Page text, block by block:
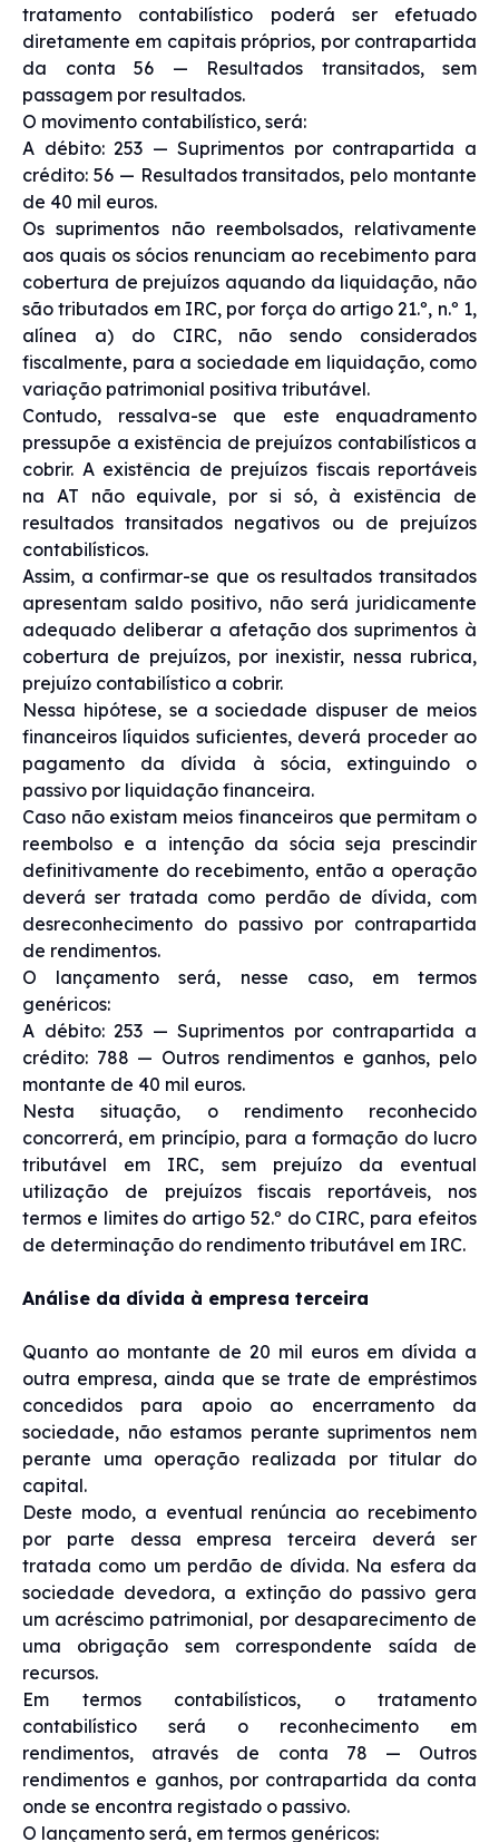
tratamento contabilístico poderá ser efetuado
diretamente em capitais próprios, por contrapartida
da conta 56 — Resultados transitados, sem
passagem por resultados.
O movimento contabilístico, será:
A débito: 253 — Suprimentos por contrapartida a
crédito: 56 — Resultados transitados, pelo montante
de 40 mil euros.
Os suprimentos não reembolsados, relativamente
aos quais os sócios renunciam ao recebimento para
cobertura de prejuízos aquando da liquidação, não
são tributados em IRC, por força do artigo 21.º, n.º 1,
alínea a) do CIRC, não sendo considerados
fiscalmente, para a sociedade em liquidação, como
variação patrimonial positiva tributável.
Contudo, ressalva-se que este enquadramento
pressupõe a existência de prejuízos contabilísticos a
cobrir. A existência de prejuízos fiscais reportáveis
na AT não equivale, por si só, à existência de
resultados transitados negativos ou de prejuízos
contabilísticos.
Assim, a confirmar-se que os resultados transitados
apresentam saldo positivo, não será juridicamente
adequado deliberar a afetação dos suprimentos à
cobertura de prejuízos, por inexistir, nessa rubrica,
prejuízo contabilístico a cobrir.
Nessa hipótese, se a sociedade dispuser de meios
financeiros líquidos suficientes, deverá proceder ao
pagamento da dívida à sócia, extinguindo o
passivo por liquidação financeira.
Caso não existam meios financeiros que permitam o
reembolso e a intenção da sócia seja prescindir
definitivamente do recebimento, então a operação
deverá ser tratada como perdão de dívida, com
desreconhecimento do passivo por contrapartida
de rendimentos.
O lançamento será, nesse caso, em termos
genéricos:
A débito: 253 — Suprimentos por contrapartida a
crédito: 788 — Outros rendimentos e ganhos, pelo
montante de 40 mil euros.
Nesta situação, o rendimento reconhecido
concorrerá, em princípio, para a formação do lucro
tributável em IRC, sem prejuízo da eventual
utilização de prejuízos fiscais reportáveis, nos
termos e limites do artigo 52.º do CIRC, para efeitos
de determinação do rendimento tributável em IRC.
Análise da dívida à empresa terceira
Quanto ao montante de 20 mil euros em dívida a
outra empresa, ainda que se trate de empréstimos
concedidos para apoio ao encerramento da
sociedade, não estamos perante suprimentos nem
perante uma operação realizada por titular do
capital.
Deste modo, a eventual renúncia ao recebimento
por parte dessa empresa terceira deverá ser
tratada como um perdão de dívida. Na esfera da
sociedade devedora, a extinção do passivo gera
um acréscimo patrimonial, por desaparecimento de
uma obrigação sem correspondente saída de
recursos.
Em termos contabilísticos, o tratamento
contabilístico será o reconhecimento em
rendimentos, através de conta 78 — Outros
rendimentos e ganhos, por contrapartida da conta
onde se encontra registado o passivo.
O lançamento será, em termos genéricos: